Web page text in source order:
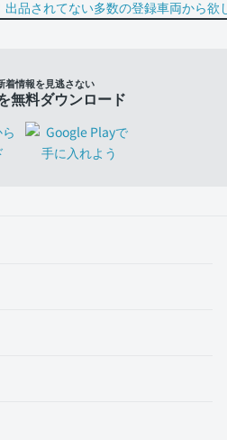
着情報を見逃さない
無料ダウンロード